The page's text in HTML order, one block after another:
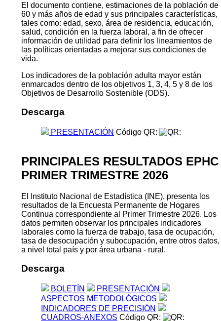
El documento contiene, estimaciones de la población de
60 y más años de edad y sus principales características,
tales como: edad, sexo, área de residencia, educación,
salud, condición en la fuerza laboral, a fin de ofrecer
información de utilidad para definir los lineamientos de
las políticas orientadas a mejorar sus condiciones de
vida.
Los indicadores de la población adulta mayor están
enmarcados dentro de los objetivos 1, 3, 4, 5 y 8 de los
Objetivos de Desarrollo Sostenible (ODS).
Descarga
PRESENTACIÓN Código QR:
PRINCIPALES RESULTADOS EPHC
PRIMER TRIMESTRE 2026
El Instituto Nacional de Estadística (INE), presenta los
resultados de la Encuesta Permanente de Hogares
Continua correspondiente al Primer Trimestre 2026. Los
datos permiten observar los principales indicadores
laborales como la fuerza de trabajo, tasa de ocupación,
tasa de desocupación y subocupación, entre otros datos,
a nivel total país y por área urbana - rural.
Descarga
BOLETÍN
PRESENTACIÓN
ASPECTOS METODOLÓGICOS
INDICADORES DE PRECISIÓN
CUADROS-ANEXOS Código QR: